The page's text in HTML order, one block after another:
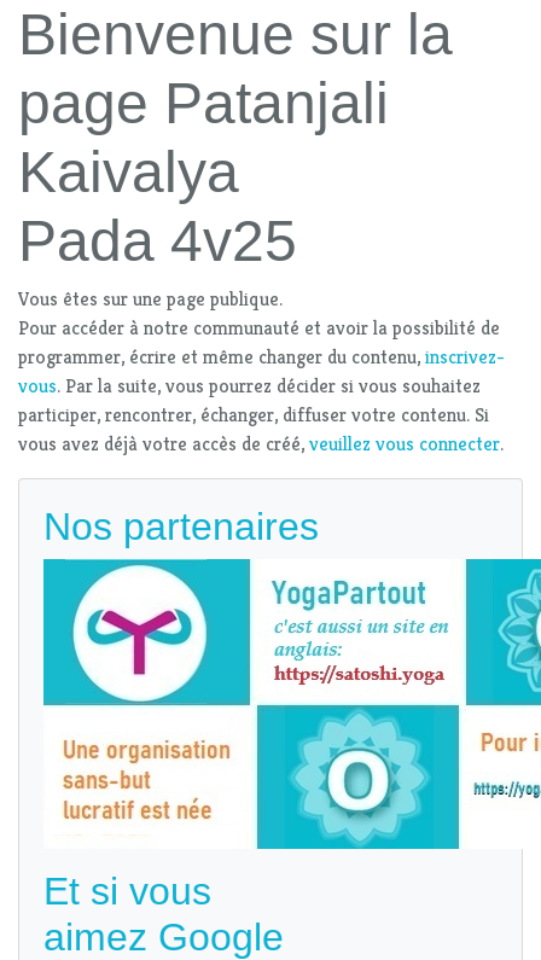
Bienvenue sur la
page Patanjali
Kaivalya
Pada 4v25
Vous êtes sur une page publique.
Pour accéder à notre communauté et avoir la possibilité de
programmer, écrire et même changer du contenu,inscrivez-
vous. Par la suite, vous pourrez décider si vous souhaitez
participer, rencontrer, échanger, diffuser votre contenu. Si
vous avez déjà votre accès de créé,veuillez vous connecter.
Nos partenaires
Et si vous
aimez Google